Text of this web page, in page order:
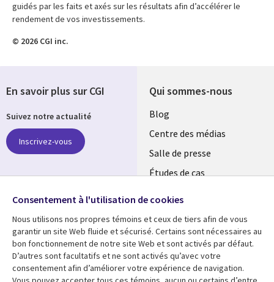
guidés par les faits et axés sur les résultats afin d’accélérer le
rendement de vos investissements.
© 2026 CGI inc.
Qui sommes-nous
Useful
links
LUXEMBOURG
Blog
Centre des médias
Salle de presse
Études de cas
Ressources Support
En savoir plus sur CGI
Suivez notre actualité
Inscrivez-vous
réseaux
Social
Media
LUXEMBOURG
Consentement à l'utilisation de cookies
Nous utilisons nos propres témoins et ceux de tiers afin de vous
garantir un site Web fluide et sécurisé. Certains sont nécessaires au
bon fonctionnement de notre site Web et sont activés par défaut.
D’autres sont facultatifs et ne sont activés qu’avec votre
consentement afin d’améliorer votre expérience de navigation.